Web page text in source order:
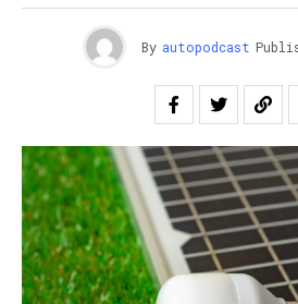
By autopodcast